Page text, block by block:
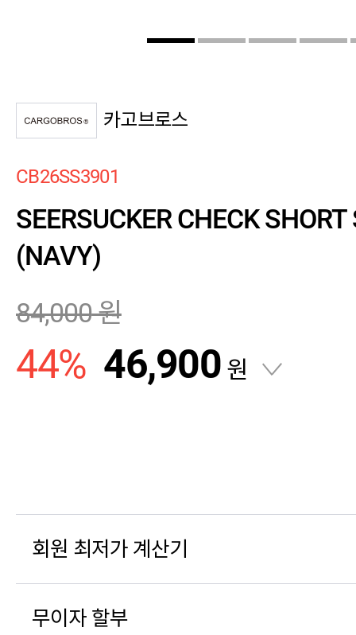
카고브로스
CB26SS3901
SEERSUCKER CHECK
(NAVY)
84,000원
44% 46,900 원
회원 최저가 계산기
무이자 할부